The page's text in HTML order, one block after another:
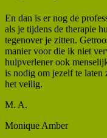
En dan is er nog de
als je tijdens de therapie
tegenover je zitten.
manier voor die ik niet
hulpverlener ook
is nodig om jezelf te laten
het veilig.
M. A.
Monique Amber